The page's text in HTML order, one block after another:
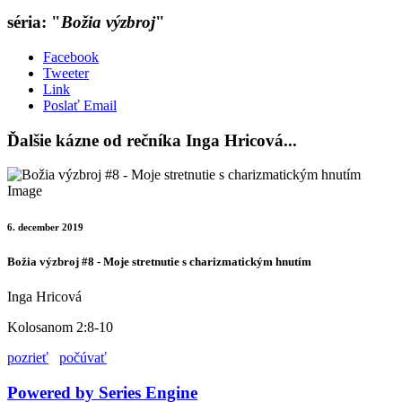
séria: "Božia výzbroj"
Facebook
Tweeter
Link
Poslať Email
Ďalšie kázne od rečníka Inga Hricová...
6. december 2019
Božia výzbroj #8 - Moje stretnutie s charizmatickým hnutím
Inga Hricová
Kolosanom 2:8-10
pozrieť
počúvať
Powered by Series Engine